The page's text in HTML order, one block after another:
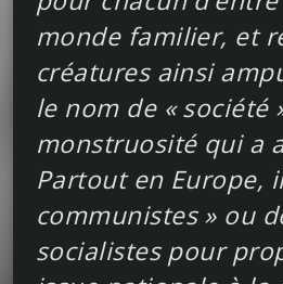
monde familier, et
créatures ainsi
le nom de « société
monstruosité qui a
Partout en Europe,
communistes » ou
socialistes pour